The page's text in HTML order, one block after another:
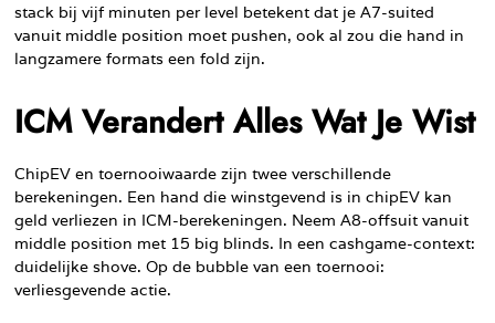
stack bij vijf minuten per level betekent dat je A7-suited
vanuit middle position moet pushen, ook al zou die hand in
langzamere formats een fold zijn.
ICM Verandert Alles Wat Je Wist
ChipEV en toernooiwaarde zijn twee verschillende
berekeningen. Een hand die winstgevend is in chipEV kan
geld verliezen in ICM-berekeningen. Neem A8-offsuit vanuit
middle position met 15 big blinds. In een cashgame-context:
duidelijke shove. Op de bubble van een toernooi:
verliesgevende actie.